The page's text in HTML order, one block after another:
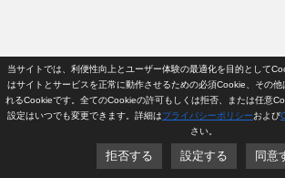
アプリ ゲーム
プライバシーポリ
当サイトでは、利便性向上とユーザー体験の最適化を目的として
はサイトとサービスを正常に動作させるための必須Cookie、その他
れるCookieです。全てのCookieの許可もしくは拒否、または任意
設定はいつでも変更できます。詳細はプライバシーポリシーおよび
さい。
拒否する 設定する 同意